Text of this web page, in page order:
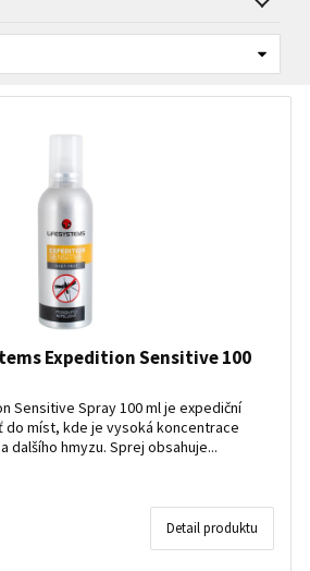
Expedition Sensitive 100
Sensitive Spray 100 ml je expediční
do míst, kde je vysoká koncentrace
dalšího hmyzu. Sprej obsahuje...
Detail produktu